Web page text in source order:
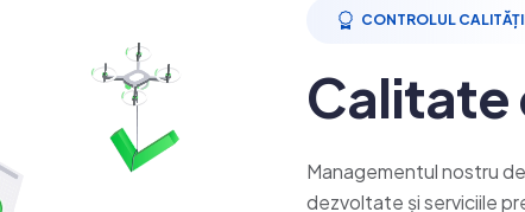
CONTROLUL
Calitate
Managementul nostru
dezvoltate și serviciile